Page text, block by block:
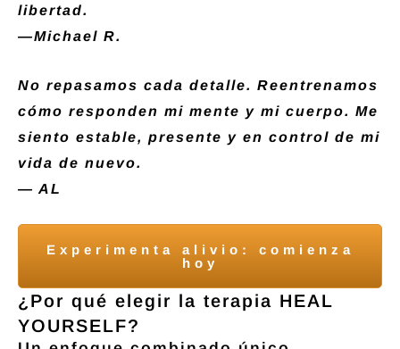
libertad.
—Michael R.
No repasamos cada detalle. Reentrenamos
cómo responden mi mente y mi cuerpo. Me
siento estable, presente y en control de mi
vida de nuevo.
— AL
Experimenta alivio: comienza
hoy
¿Por qué elegir la terapia HEAL
YOURSELF?